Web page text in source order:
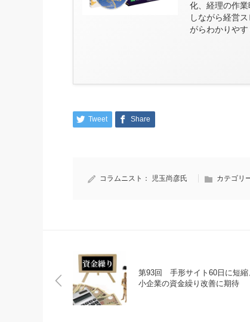
化、経理の作
しながら経営
がらわかりやす
Tweet Share
コラムニスト： 児玉尚彦氏 カテゴリ
第93回 手形サイト60日に短縮
小企業の資金繰り改善に期待